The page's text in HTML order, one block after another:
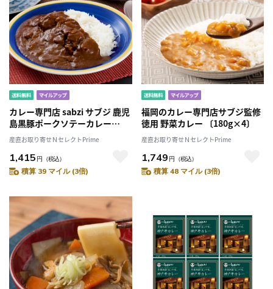
カレー専門店 sabzi サブジ 鹿児
島黒豚ポークソテーカレー
〔180g×2〕 オリジナル レトル
トカレー
産直お取り寄せＮセレクトPrime
1,415 円 （税込）
積算 39 マイル (3倍)
福岡のカレー専門店サブジ監修
徳用 野菜カレー 〔180g×4〕
産直お取り寄せＮセレクトPrime
1,749 円 （税込）
積算 48 マイル (3倍)